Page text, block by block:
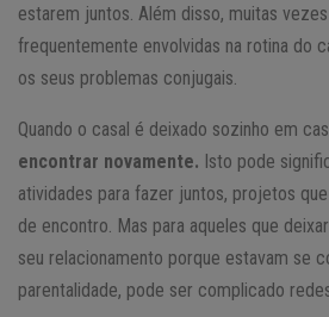
estarem juntos. Além disso, muitas
frequentemente envolvidas na rotina do
os seus problemas conjugais.
Quando o casal é deixado sozinho em
encontrar novamente. Isto pode
atividades para fazer juntos, projetos
de encontro. Mas para aqueles que
seu relacionamento porque estavam se
parentalidade, pode ser complicado